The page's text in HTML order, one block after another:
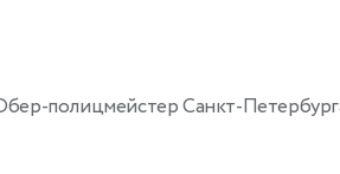
полицмейстер Санкт-